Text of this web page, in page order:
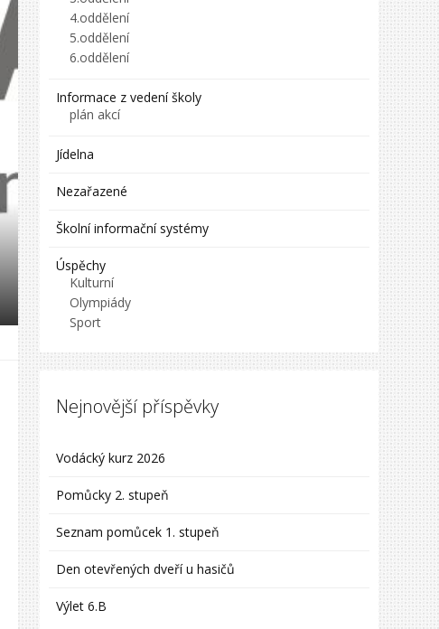
4.oddělení
5.oddělení
6.oddělení
Informace z vedení školy
plán akcí
Jídelna
Nezařazené
Školní informační systémy
Úspěchy
Kulturní
Olympiády
Sport
Nejnovější příspěvky
Vodácký kurz 2026
Pomůcky 2. stupeň
Seznam pomůcek 1. stupeň
Den otevřených dveří u hasičů
Výlet 6.B